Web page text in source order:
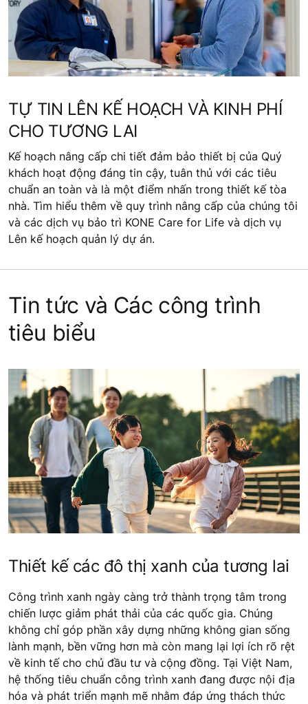
TỰ TIN LÊN KẾ HOẠCH VÀ KINH PHÍ
CHO TƯƠNG LAI
Kế hoạch nâng cấp chi tiết đảm bảo thiết bị của Quý
khách hoạt động đáng tin cậy, tuân thủ với các tiêu
chuẩn an toàn và là một điểm nhấn trong thiết kế tòa
nhà. Tìm hiểu thêm về quy trình nâng cấp của chúng tôi
và các dịch vụ bảo trì KONE Care for Life và dịch vụ
Lên kế hoạch quản lý dự án.
Tin tức và Các công trình
tiêu biểu
Thiết kế các đô thị xanh của tương lai
Công trình xanh ngày càng trở thành trọng tâm trong
chiến lược giảm phát thải của các quốc gia. Chúng
không chỉ góp phần xây dựng những không gian sống
lành mạnh, bền vững hơn mà còn mang lại lợi ích rõ rệt
về kinh tế cho chủ đầu tư và cộng đồng. Tại Việt Nam,
hệ thống tiêu chuẩn công trình xanh đang được nội địa
hóa và phát triển mạnh mẽ nhằm đáp ứng thách thức